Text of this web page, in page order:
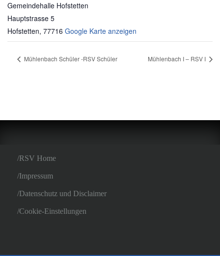
Gemeindehalle Hofstetten
Hauptstrasse 5
Hofstetten, 77716 Google Karte anzeigen
Mühlenbach Schüler -RSV Schüler Mühlenbach I – RSV I
RSV Home
Impressum
Datenschutz und Disclaimer
Cookie-Einstellungen